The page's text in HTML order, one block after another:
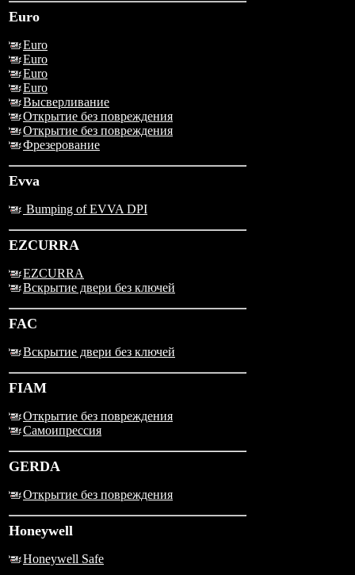
Euro
Euro
Euro
Euro
Euro
Высверливание
Открытие без повреждения
Открытие без повреждения
Фрезерование
Evva
Bumping of EVVA DPI
EZCURRA
EZCURRA
Вскрытие двери без ключей
FAC
Вскрытие двери без ключей
FIAM
Открытие без повреждения
Самоипрессия
GERDA
Открытие без повреждения
Honeywell
Honeywell Safe